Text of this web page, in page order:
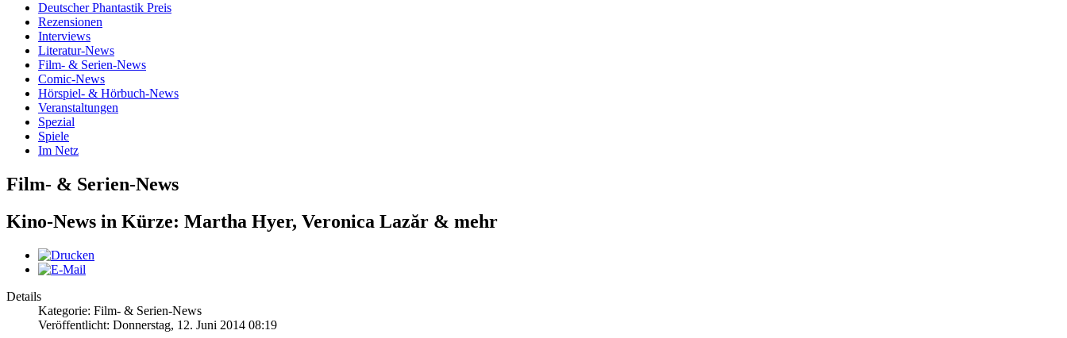
Deutscher Phantastik Preis
Rezensionen
Interviews
Literatur-News
Film- & Serien-News
Comic-News
Hörspiel- & Hörbuch-News
Veranstaltungen
Spezial
Spiele
Im Netz
Film- & Serien-News
Kino-News in Kürze: Martha Hyer, Veronica Lazăr & mehr
Details
Kategorie: Film- & Serien-News
Veröffentlicht: Donnerstag, 12. Juni 2014 08:19